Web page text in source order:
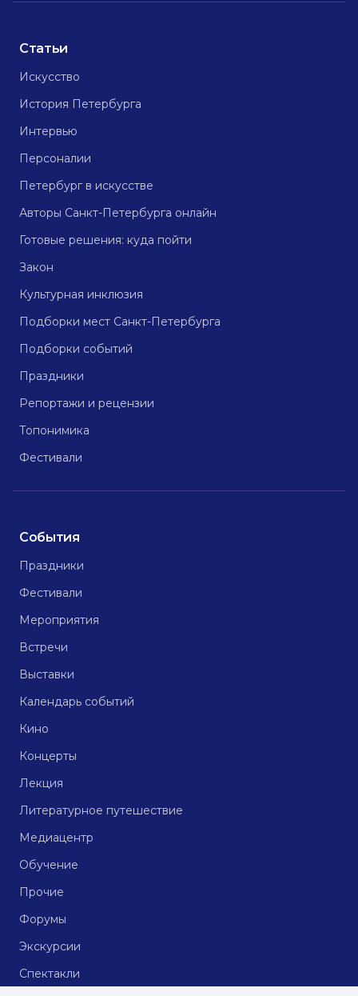
Статьи
Искусство
История Петербурга
Интервью
Персоналии
Петербург в искусстве
Авторы Санкт-Петербурга онлайн
Готовые решения: куда пойти
Закон
Культурная инклюзия
Подборки мест Санкт-Петербурга
Подборки событий
Праздники
Репортажи и рецензии
Топонимика
Фестивали
События
Праздники
Фестивали
Мероприятия
Встречи
Выставки
Календарь событий
Кино
Концерты
Лекция
Литературное путешествие
Медиацентр
Обучение
Прочие
Форумы
Экскурсии
Спектакли